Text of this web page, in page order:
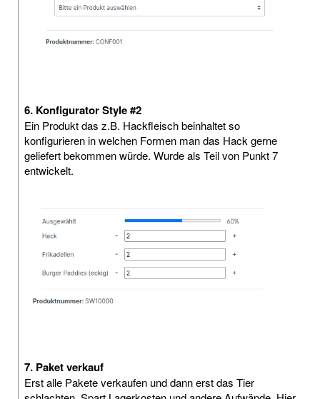
6. Konfigurator Style #2
Ein Produkt das z.B. Hackfleisch beinhaltet so
konfigurieren in welchen Formen man das Hack gerne
geliefert bekommen würde. Wurde als Teil von Punkt 7
entwickelt.
7. Paket verkauf
Erst alle Pakete verkaufen und dann erst das Tier